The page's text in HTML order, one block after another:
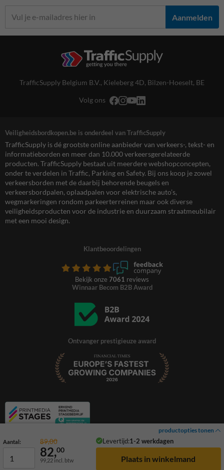
productopties tonen
Aantal: 89,00 Levertijd:1-2 werkdagen
82,00
99,22 incl. btw
Aanmelden
TrafficSupply Belgium B.V., Kieleberg 4D, Bilzen-Hoeselt, BE
Volg ons
Veiligheidsbordkopen.be is onderdeel van TrafficSupply
TrafficSupply is dé grootste online aanbieder van verkeers-, tekst- en
informatieborden en meer dan 10.000 verkeersgerelateerde
producten. TrafficSupply bestaat uit meerdere webshopconcepten,
onder te verdelen in Traffic, Parking en Safety. Bij ons koop je zowel
verkeersborden met de daarbij behorende beugels en
verkeersbordpalen, oplaadpalen voor elektrische auto’s,
wegmarkeringen rondom parkeerterreinen maar ook diverse
veiligheidsproducten voor de industrie en duurzaam straatmeubilair
met een mooi design.
Klantbeoordelingen
Bekijk onze 7061 reviews
Winnaar Becom B2B Award
Ontvanger prestigieuze award
© 2026 TrafficSupply. Alle rechten voorbehouden.